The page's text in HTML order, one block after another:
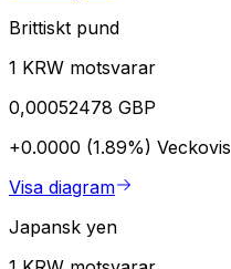
Brittiskt pund
1 KRW motsvarar
0,00052478 GBP
+0.0000 (1.89%) Veckovis
Visa diagram
Japansk yen